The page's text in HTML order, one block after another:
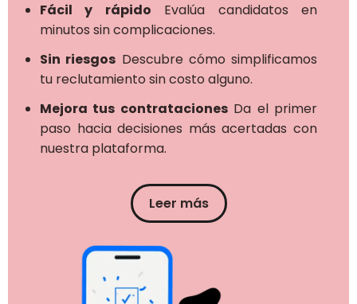
Fácil y rápido Evalúa candidatos en
minutos sin complicaciones.
Sin riesgos Descubre cómo simplificamos
tu reclutamiento sin costo alguno.
Mejora tus contratacionesDa el primer
paso hacia decisiones más acertadas con
nuestra plataforma.
Leer más